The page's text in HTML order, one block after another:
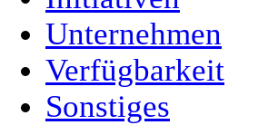
Unternehmen
Verfügbarkeit
Sonstiges